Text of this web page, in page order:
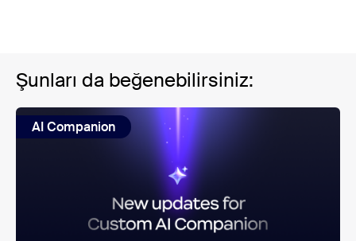
Şunları da beğenebilirsiniz:
AI Companion